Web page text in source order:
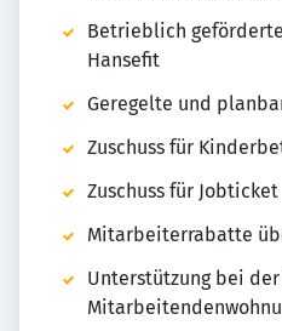
Betrieblich
Hansefit
Geregelte und
Zuschuss für
Zuschuss für Jobticket
Mitarbeiterrabatte
Unterstützung bei der